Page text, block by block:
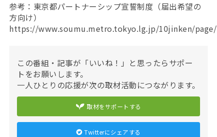
参考：東京都パートナーシップ宣誓制度（届出希望の
方向け）
https://www.soumu.metro.tokyo.lg.jp/10jinken/
この番組・記事が「いいね！」と思ったらサポー
トをお願いします。
一人ひとりの応援が次の取材活動につながります。
取材をサポートする
Twitterにシェアする